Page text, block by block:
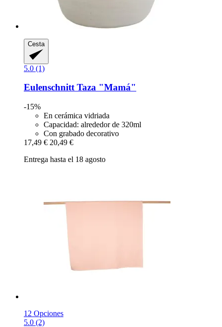
Cesta
5.0 (1)
EulenschnittTaza "Mamá"
-15%
En cerámica vidriada
Capacidad: alrededor de 320ml
Con grabado decorativo
17,49 € 20,49 €
Entrega hasta el 18 agosto
12 Opciones
5.0 (2)